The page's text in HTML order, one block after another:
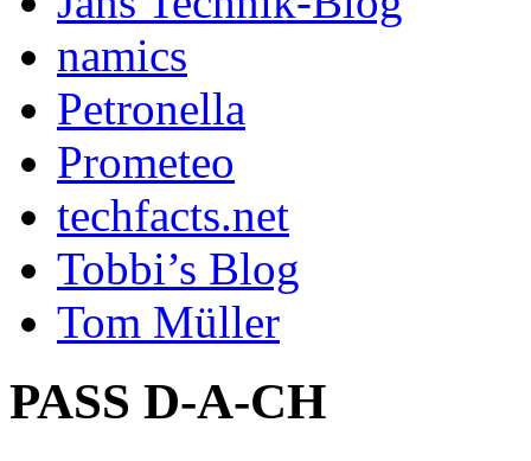
namics
Petronella
Prometeo
techfacts.net
Tobbi’s Blog
Tom Müller
PASS D-A-CH